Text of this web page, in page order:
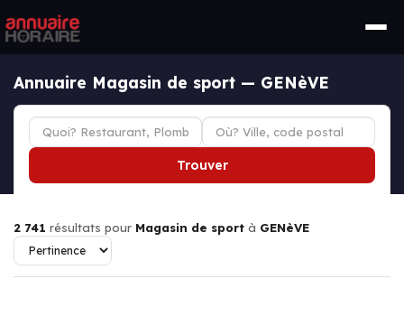
Annuaire Magasin de sport — GENèVE
Trouver
2 741 résultats pour Magasin de sport à GENèVE